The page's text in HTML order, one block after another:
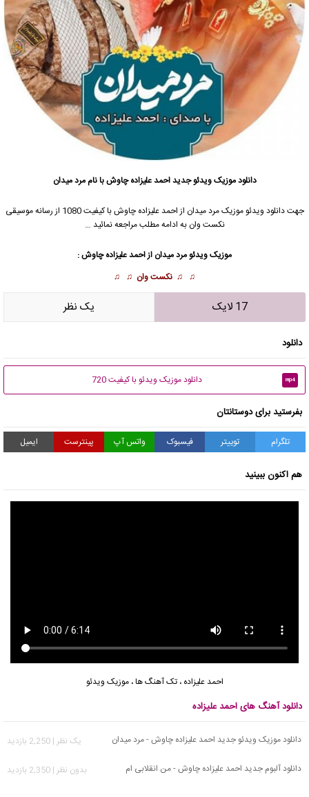
دانلود موزیک ویدئو جدیداحمد علیزاده چاوش با نام مرد میدان
جهت دانلود ویدئو موزیک
مرد میدان از احمد علیزاده چاوش با کیفیت 1080 از رسانه موسیقی
نکست وان به ادامه مطلب مراجعه نمائید …
موزیک ویدئومرد میدان از احمد علیزاده چاوش :
♫ ♫ نکست وان ♫ ♫
17 لایک يک نظر
دانلود
mp4 دانلود موزیک ویدئو با کیفیت 720
بفرستید برای دوستانتان
تلگرام توییتر فیسبوک واتس آپ پینترست ایمیل
هم اکنون ببینید
احمد علیزاده ،تک آهنگ ها،موزیک ویدئو
دانلود آهنگ های احمد علیزاده
دانلود موزیک ویدئو جدید احمد علیزاده چاوش - مرد میدان
يک نظر | 2,250 بازدید
دانلود آلبوم جدید احمد علیزاده چاوش - من انقلابی ام
بدون نظر | 2,350 بازدید